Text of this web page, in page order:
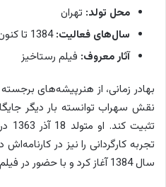
محل تولد: تهران
سال‌های فعالیت:1384 تا کنون
آثار معروف: فیلم‌ رستاخیز
بهادر زمانی، از هنرپیشه‌های
نقش سهراب توانسته بار دیگر
تجربه کارگردانی را نیز در
سال 1384 آغاز کرد و با حضور در فیلم تاریخی رستاخیز به شهرت رسید.